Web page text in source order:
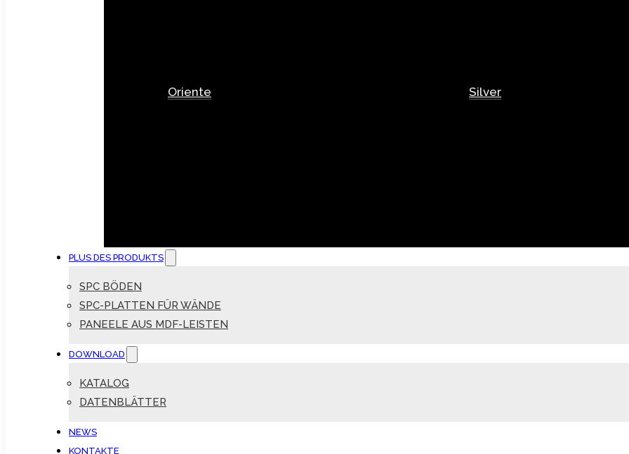
Oriente Silver
PLUS DES PRODUKTS
SPC BÖDEN
SPC-PLATTEN FÜR WÄNDE
PANEELE AUS MDF-LEISTEN
DOWNLOAD
KATALOG
DATENBLÄTTER
NEWS
KONTAKTE